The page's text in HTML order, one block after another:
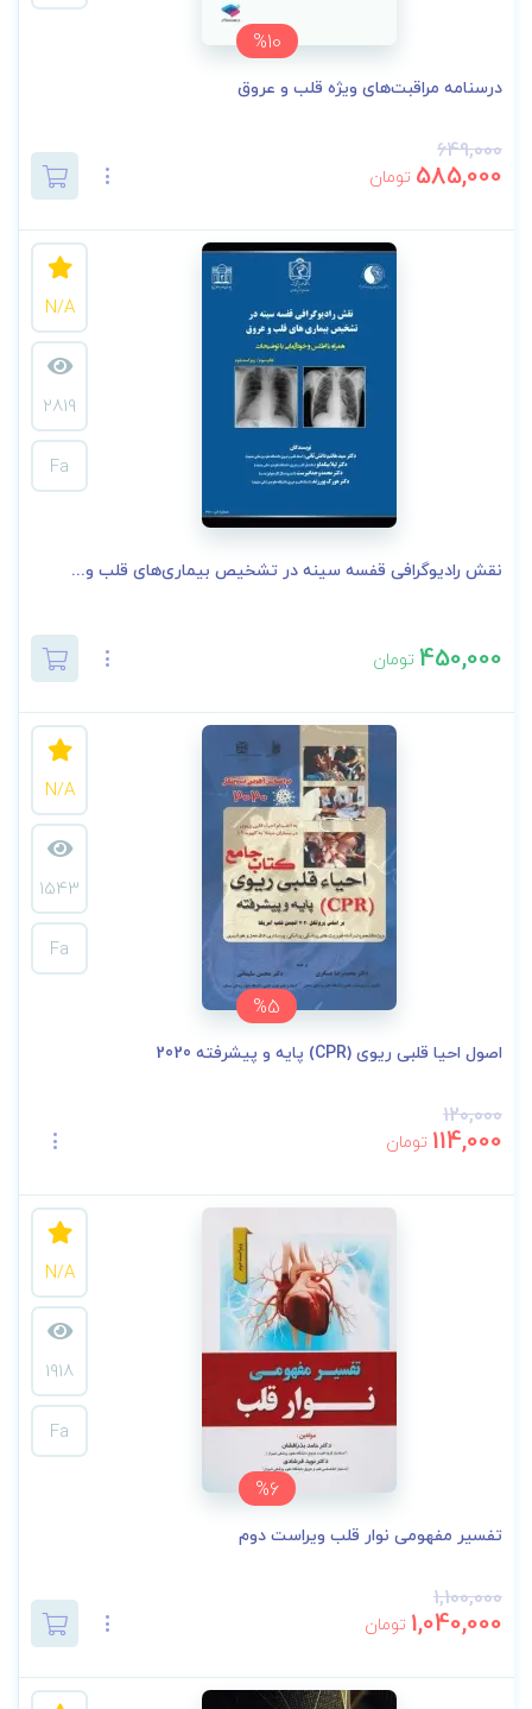
%10
درسنامه مراقبت‌های ویژه قلب و عروق
649,000
585,000 تومان
N/A
2819
Fa
نقش رادیوگرافی قفسه سینه در تشخیص بیماری‌های قلب و...
450,000تومان
%5
N/A
1543
Fa
اصول احیا قلبی ریوی (CPR) پایه و پیشرفته 2020
120,000
114,000 تومان
%6
N/A
1918
Fa
تفسیر مفهومی نوار قلب ویراست دوم
1,100,000
1,040,000 تومان